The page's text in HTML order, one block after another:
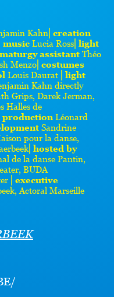
Kahn⎜ creation
music Lucia Ross⎜ light
assistant Théo
Menzo⎜ costumes
Louis Daurat ⎜ light
Kahn directly
Grips, Darek Jerman,
Halles de
production Léonard
Sandrine
pour la danse,
hosted by
de la danse Pantin,
BUDA
⎜ executive
Actoral Marseille